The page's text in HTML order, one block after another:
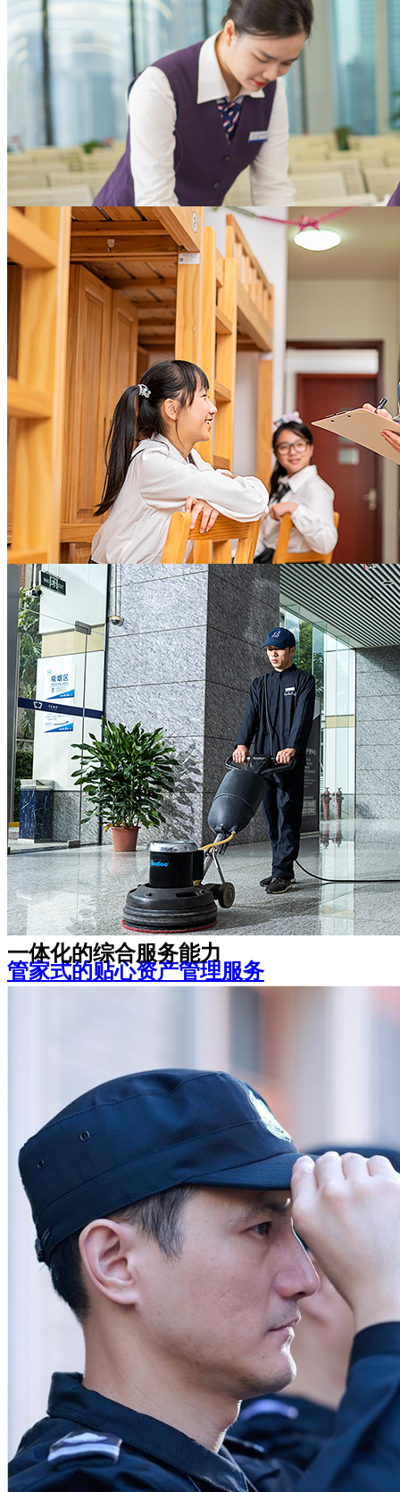
助力实现物业资产价值
体系化的招商支持策略，完善的案场服务及全权
托管
长期良好的租户满意度，稳健的租金回报率，充
分实现地产资产保值增值
地产开发商
值得信赖的全面后勤保障
灵活敏捷的响应速度，严谨精细的业务技能，敬
业高效的服务意识
是随时在您身边的可靠伙伴
机关事业单位
助力教学开展，守护校园欢笑
协助校方办校理念的实施，教学活动的开展
全力营造校园舒心环境及师生和睦氛围，让老师
宽心、家长安心、学生倍感温馨
教育院校
管家式的贴心资产管理服务
散售办公楼
一体化的综合服务能力